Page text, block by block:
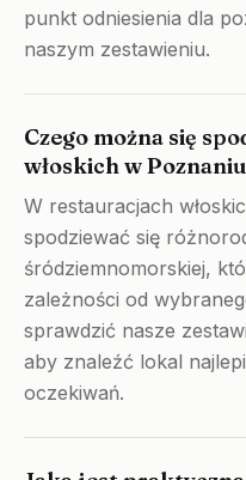
punkt odniesienia dla
naszym zestawieniu.
Czego można się
włoskich w
W restauracjach
spodziewać się
śródziemnomorskiej,
zależności od
sprawdzić nasze
aby znaleźć lokal
oczekiwań.